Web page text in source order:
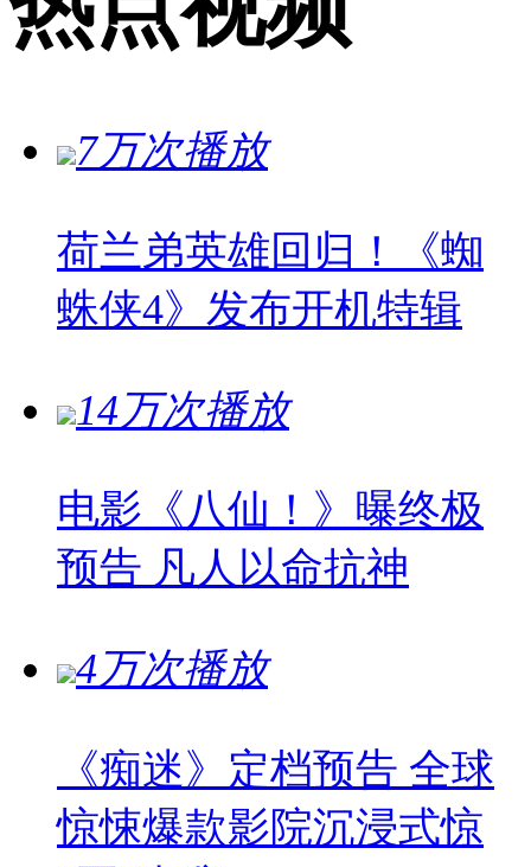
7万次播放
荷兰弟英雄回归！《蜘
蛛侠4》发布开机特辑
14万次播放
电影《八仙！》曝终极
预告 凡人以命抗神
4万次播放
《痴迷》定档预告 全球
惊悚爆款影院沉浸式惊